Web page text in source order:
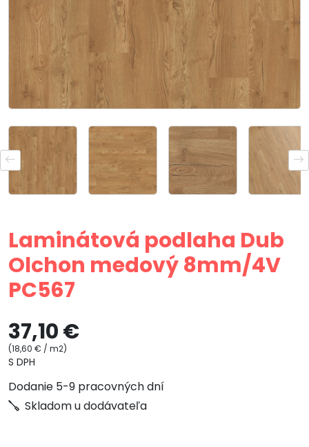
Laminátová podlaha Dub
Olchon medový 8mm/4V
PC567
37,10 €
(18,60 € / m2)
S DPH
Dodanie 5-9 pracovných dní
Skladom u dodávateľa